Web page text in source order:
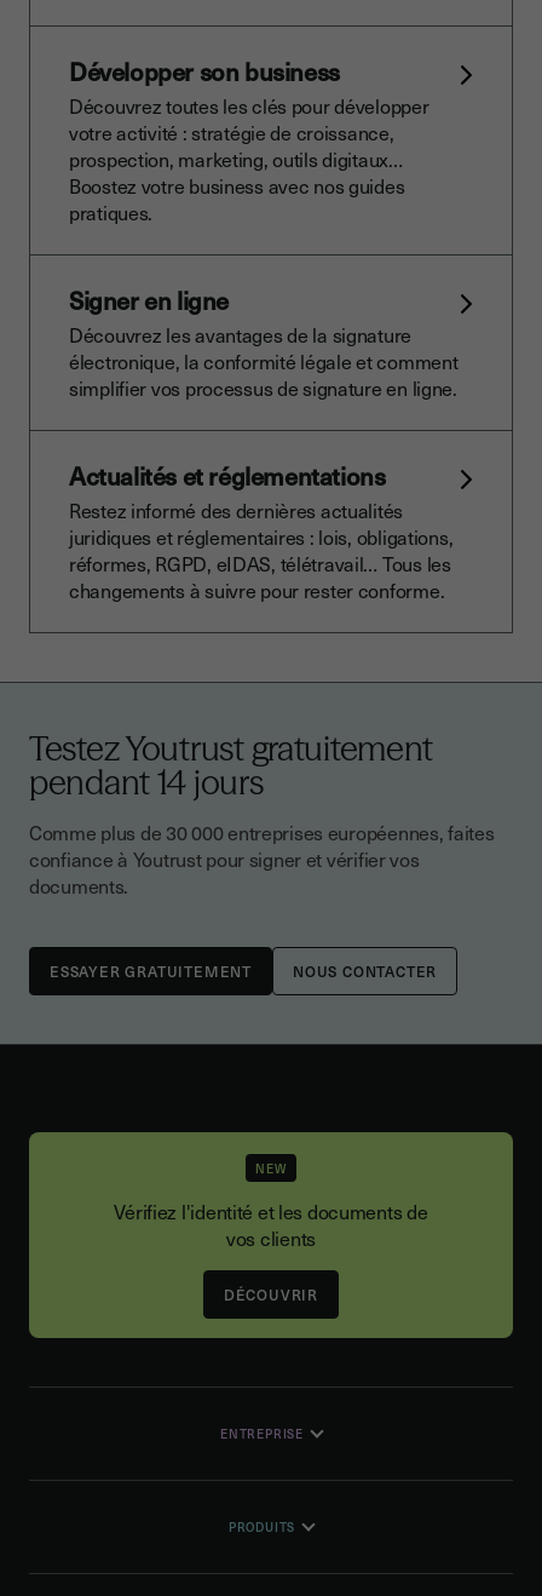
Développer son business
Découvrez toutes les clés pour développer
votre activité : stratégie de croissance,
prospection, marketing, outils digitaux…
Boostez votre business avec nos guides
pratiques.
Signer en ligne
Découvrez les avantages de la signature
électronique, la conformité légale et comment
simplifier vos processus de signature en ligne.
Actualités et réglementations
Restez informé des dernières actualités
juridiques et réglementaires : lois, obligations,
réformes, RGPD, eIDAS, télétravail… Tous les
changements à suivre pour rester conforme.
Testez Youtrust gratuitement
pendant 14 jours
Comme plus de 30 000 entreprises européennes, faites
confiance à Youtrust pour signer et vérifier vos
documents.
NOUS CONTACTER
NEW
Vérifiez l'identité et les documents de
vos clients
DÉCOUVRIR
ENTREPRISE
PRODUITS